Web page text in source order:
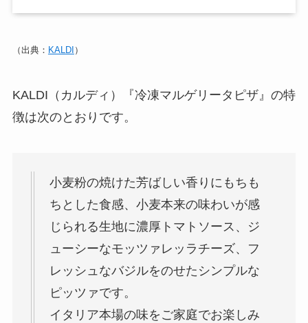
（出典： KALDI ）
KALDI（カルディ）『冷凍マルゲリータピザ』の特
徴は次のとおりです。
小麦粉の焼けた芳ばしい香りにもちも
ちとした食感、小麦本来の味わいが感
じられる生地に濃厚トマトソース、ジ
ューシーなモッツァレッラチーズ、フ
レッシュなバジルをのせたシンプルな
ピッツァです。
イタリア本場の味をご家庭でお楽しみ